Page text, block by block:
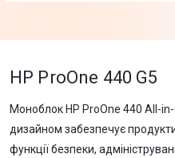
HP ProOne 440 G5
Моноблок HP ProOne 440 All-
дизайном забезпечує
функції безпеки,